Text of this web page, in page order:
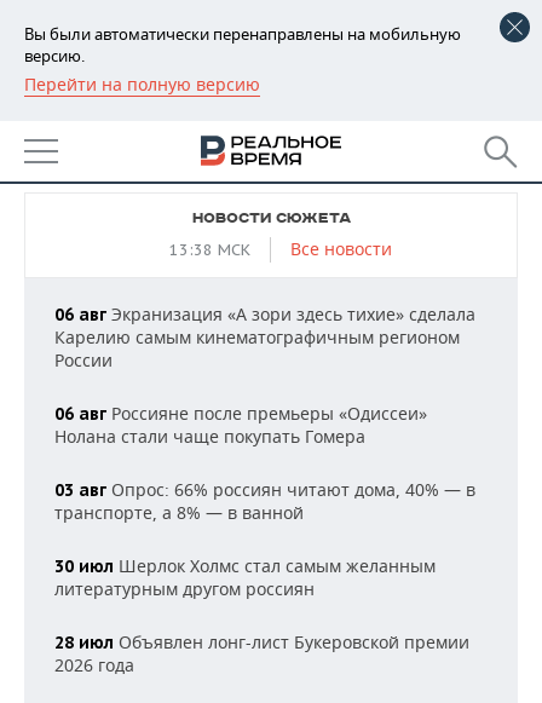
Вы были автоматически перенаправлены на мобильную
версию.
Перейти на полную версию
РЕГИОНЫ
БАШКОРТОСТАН
НОВОСТИ
НОВОСТИ АНАЛИТИКИ
ДЕКЛАРАЦИИ О ДОХОДАХ
КОРОЛИ ГОСЗАКАЗА ПФО
ВУЗЫ ТАТАРСТАНА
ТОРГОВЫЕ ЦЕНТРЫ
ТАТАРСТАНА
НОВОСТИ ЭКОНОМИКИ
ФИНАНСЫ
БАНКИ
ПРОМЫШЛЕННОСТЬ
НОВОСТИ
АГРОПРОМ
МАШИНОСТРОЕНИЕ
НЕФТЬ
ОПК
НЕДВИЖИМОСТЬ
НОВОСТИ НЕДВИЖИМОСТИ
АВТО
РОЗНИЧНАЯ ТОРГОВЛЯ
ТРАНСПОРТ
НОВОСТИ ТЕХНОЛОГИЙ
МЕРОПРИЯТИЯ
НОВОСТИ МЕРОПРИЯТИЙ
СПОРТ
времени»
НОВОСТИ СЮЖЕТА
13:38 МСК Все новости
06 авг Экранизация «А зори здесь тихие» сделала
Карелию самым кинематографичным регионом
России
06 авг Россияне после премьеры «Одиссеи»
Нолана стали чаще покупать Гомера
03 авг Опрос: 66% россиян читают дома, 40% — в
транспорте, а 8% — в ванной
30 июл Шерлок Холмс стал самым желанным
литературным другом россиян
28 июл Объявлен лонг-лист Букеровской премии
2026 года